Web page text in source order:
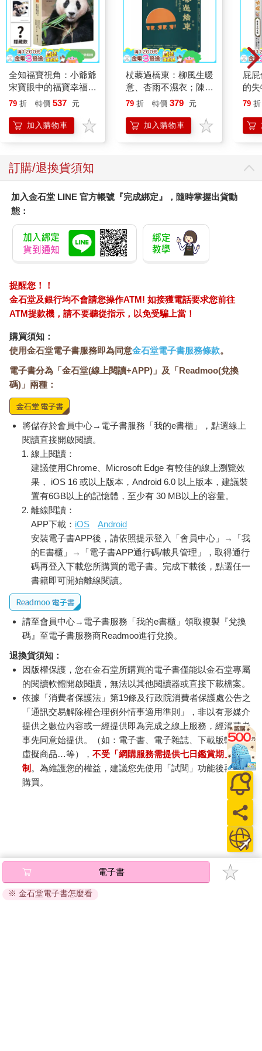
全知福寶視角：小爺爺
宋寶眼中的福寶幸福肥
日常（首刷限量贈：拍
79 折 特價 537 元
加入購物車
杖藜過橋東：柳風生暖
意、杏雨不濕衣；陳亮
恭談以心轉境的適齡漫
79 折 特價 379 元
加入購物車
屁
的
79 折
訂購/退換貨須知
加入金石堂 LINE 官方帳號『完成綁定』，隨時掌握出貨動
態：
提醒您！！
金石堂及銀行均不會請您操作ATM! 如接獲電話要求您前往
ATM提款機，請不要聽從指示，以免受騙上當！
購買須知：
使用金石堂電子書服務即為同意金石堂電子書服務條款。
電子書分為「金石堂(線上閱讀+APP)」及「Readmoo(兌換
碼)」兩種：
將儲存於會員中心→電子書服務「我的e書櫃」，點選線上
閱讀直接開啟閱讀。
線上閱讀：
建議使用Chrome、Microsoft Edge 有較佳的線上瀏覽效
果， iOS 16 或以上版本，Android 6.0 以上版本，建議裝
置有6GB以上的記憶體，至少有 30 MB以上的容量。
離線閱讀：
APP下載： iOS
Android
安裝電子書APP後，請依照提示登入「會員中心」→「我
的E書櫃」→「電子書APP通行碼/載具管理」，取得通行
碼再登入下載您所購買的電子書。完成下載後，點選任一
書籍即可開始離線閱讀。
請至會員中心→電子書服務「我的e書櫃」領取複製『兌換
碼』至電子書服務商Readmoo進行兌換。
退換貨須知：
因版權保護，您在金石堂所購買的電子書僅能以金石堂專屬
的閱讀軟體開啟閱讀，無法以其他閱讀器或直接下載檔案。
依據「消費者保護法」第19條及行政院消費者保護處公告之
「通訊交易解除權合理例外情事適用準則」，非以有形媒介
提供之數位內容或一經提供即為完成之線上服務，經消費者
事先同意始提供。（如：電子書、電子雜誌、下載版軟體、
虛擬商品…等），不受「網購服務需提供七日鑑賞期」的限
制 。為維護您的權益，建議您先使用「試閱」功能後再付款
購買。
電子書
※ 金石堂電子書怎麼看